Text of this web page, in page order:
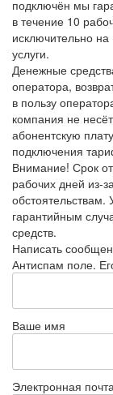
подключён мы
в течение 10
исключительно
услуги.
Денежные
оператора,
в пользу
компания не
абонентскую
подключения
Внимание! Срок
рабочих дней из-
обстоятельствам.
гарантийным
средств.
Написать
Антиспам поле.
Ваше имя
Электронная почта